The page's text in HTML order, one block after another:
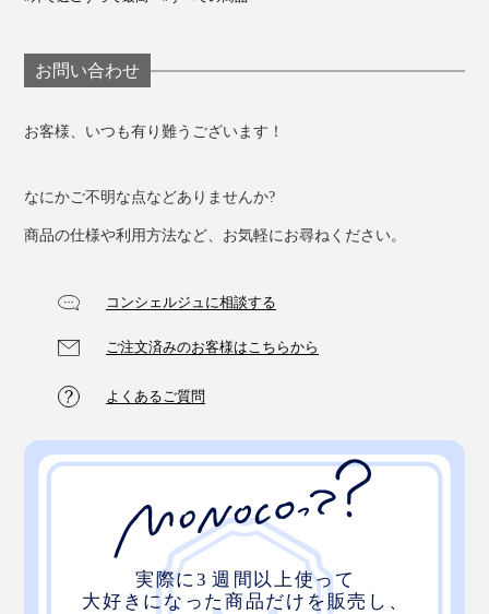
お問い合わせ
お客様、いつも有り難うございます！
なにかご不明な点などありませんか?
商品の仕様や利用方法など、お気軽にお尋ねください。
コンシェルジュに相談する
ご注文済みのお客様はこちらから
よくあるご質問